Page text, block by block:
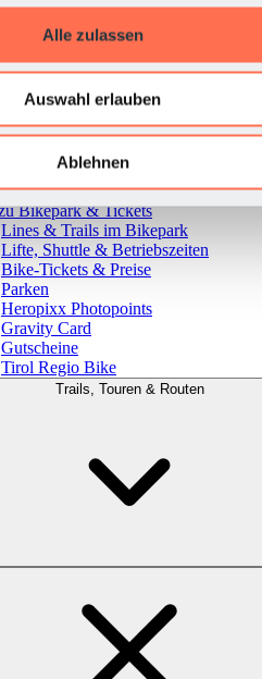
Alle zulassen
Auswahl erlauben
Ablehnen
Zurück
Bikepark & Tickets
Lines & Trails im Bikepark
Lifte, Shuttle & Betriebszeiten
Bike-Tickets & Preise
Parken
Heropixx Photopoints
Gravity Card
Gutscheine
Tirol Regio Bike
Trails, Touren & Routen